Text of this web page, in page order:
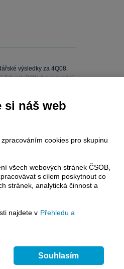
výsledky za 4Q08.
7,0 mil. RON (ve srovnání
. Pokud jste klientem
prognózy
Růst
Podle
Switch
dražším
Lilly
Booking
Novo
přesto
budoucí
si náš web
cookies pro skupinu
všech webových stránek ČSOB,
s cílem poskytnout co
stránek, analytická činnost a
najdete v Přehledu a
Souhlasím